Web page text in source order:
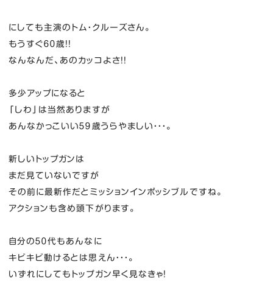
にしても主演のトム・クルーズさん。
もうすぐ６０歳！！
なんなんだ、あのカッコよさ！！
多少アップになると
「しわ」は当然ありますが
あんなかっこいい５９歳うらやましい・・・。
新しいトップガンは
まだ見ていないですが
その前に最新作だとミッションインポッシブルですね。
アクションも含め頭下がります。
自分の５０代もあんなに
キビキビ動けるとは思えん・・・。
いずれにしてもトップガン早く見なきゃ！